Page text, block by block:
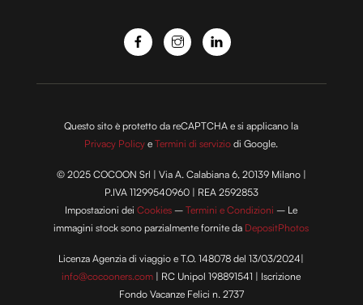
Questo sito è protetto da reCAPTCHA e si applicano la
Privacy Policy eTermini di servizio di Google.
© 2025 COCOON Srl | Via A. Calabiana 6, 20139 Milano |
P.IVA 11299540960 | REA 2592853
Impostazioni deiCookies –Termini e Condizioni – Le
immagini stock sono parzialmente fornite da DepositPhotos
Licenza Agenzia di viaggio e T.O. 148078 del 13/03/2024|
info@cocooners.com | RC Unipol 198891541 | Iscrizione
Fondo Vacanze Felici n. 2737